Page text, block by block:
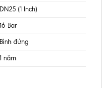
DN25 (1 Inch)
16 Bar
Bình đứng
1 năm